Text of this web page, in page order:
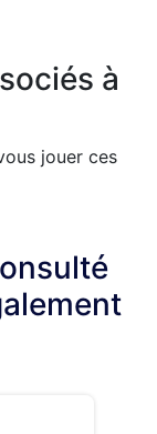
à
jouer ces